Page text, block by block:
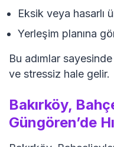
Eksik veya hasarlı
Yerleşim planına
Bu adımlar
ve stressiz hale gelir.
Bakırköy,
Güngören’de